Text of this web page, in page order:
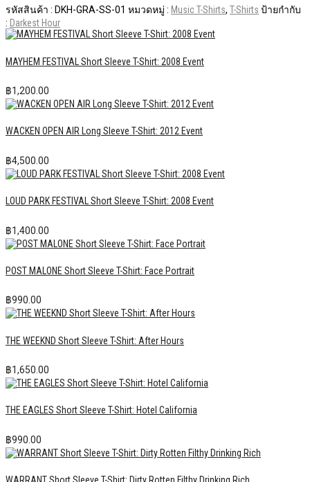
รหัสสินค้า : DKH-GRA-SS-01 หมวดหมู่ : Music T-Shirts, T-Shirts ป้ายกำกับ
: Darkest Hour
MAYHEM FESTIVAL Short Sleeve T-Shirt: 2008 Event
฿1,200.00
WACKEN OPEN AIR Long Sleeve T-Shirt: 2012 Event
฿4,500.00
LOUD PARK FESTIVAL Short Sleeve T-Shirt: 2008 Event
฿1,400.00
POST MALONE Short Sleeve T-Shirt: Face Portrait
฿990.00
THE WEEKND Short Sleeve T-Shirt: After Hours
฿1,650.00
THE EAGLES Short Sleeve T-Shirt: Hotel California
฿990.00